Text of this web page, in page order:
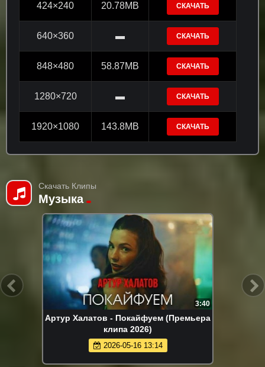
424×240 20.78MB СКАЧАТЬ
640×360 ▬ СКАЧАТЬ
848×480 58.87MB СКАЧАТЬ
1280×720 ▬ СКАЧАТЬ
1920×1080 143.8MB СКАЧАТЬ
Скачать Клипы
Музыка
2:14
Руслан Добрый - Итальянка (Премьера
клипа 2026)
2026-05-24 15:19